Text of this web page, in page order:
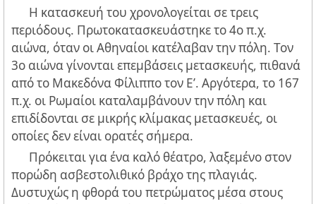
H κατασκευή του χρονολογείται σε τρεις
περιόδους. Πρωτοκατασκευάστηκε το 4ο π.χ.
αιώνα, όταν οι Αθηναίοι κατέλαβαν την πόλη. Τον
3ο αιώνα γίνονται επεμβάσεις μετασκευής, πιθανά
από το Μακεδόνα Φίλιππο τον Ε’. Αργότερα, το 167
π.χ. οι Ρωμαίοι καταλαμβάνουν την πόλη και
επιδίδονται σε μικρής κλίμακας μετασκευές, οι
οποίες δεν είναι ορατές σήμερα.
Πρόκειται για ένα καλό θέατρο, λαξεμένο στον
πορώδη ασβεστολιθικό βράχο της πλαγιάς.
Δυστυχώς η φθορά του πετρώματος μέσα στους